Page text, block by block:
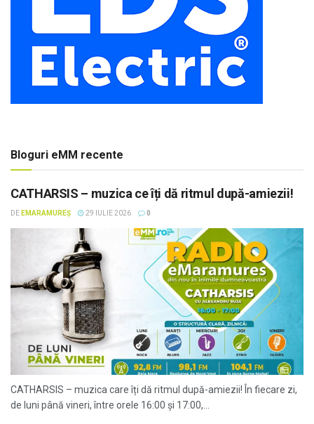
Bloguri eMM recente
CATHARSIS – muzica ce îți dă ritmul după-amiezii!
DE EMARAMUREȘ 29 IULIE 2026 0
CATHARSIS – muzica care îți dă ritmul după-amiezii! În fiecare zi,
de luni până vineri, între orele 16:00 și 17:00,...